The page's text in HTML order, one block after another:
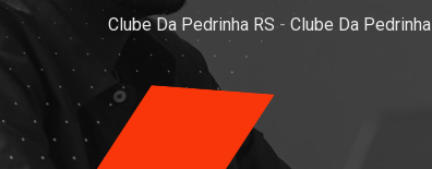
Clube Da Pedrinha RS - Clube Da Pedrinha